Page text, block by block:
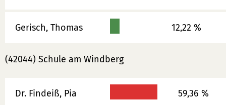
Gerisch, Thomas 12,22 %
(42044) Schule am Windberg
Dr. Findeiß, Pia 59,36 %